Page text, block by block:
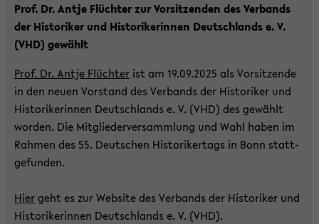
Prof. Dr. Antje Flüch­ter zur Vor­sit­zen­den des Ver­bands
der His­to­ri­ker und His­to­ri­ke­rin­nen Deutsch­lands e. V.
(VHD) ge­wählt
Prof. Dr. Antje Flüch­ter ist am 19.09.2025 als Vor­sit­zen­de
in den neuen Vor­stand des Ver­bands der His­to­ri­ker und
His­to­ri­ke­rin­nen Deutsch­lands e. V. (VHD) des ge­wählt
wor­den. Die Mit­glie­der­ver­samm­lung und Wahl haben im
Rah­men des 55. Deut­schen His­to­ri­ker­tags in Bonn statt­
ge­fun­den.
Hiergeht es zur Web­site des Ver­bands der His­to­ri­ker und
His­to­ri­ke­rin­nen Deutsch­lands e. V. (VHD).